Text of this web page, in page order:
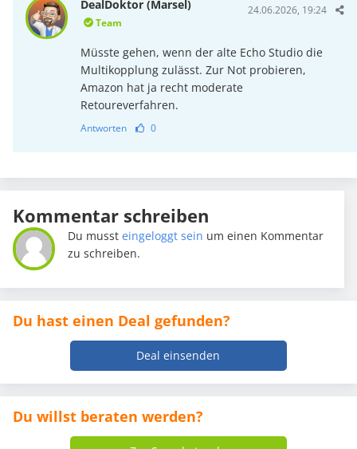
DealDoktor (Marsel)
Team
24.06.2026, 19:24
Müsste gehen, wenn der alte Echo Studio die
Multikopplung zulässt. Zur Not probieren,
Amazon hat ja recht moderate
Retoureverfahren.
Antworten 0
Kommentar schreiben
Du mussteingeloggt sein um einen Kommentar
zu schreiben.
Du hast einen Deal gefunden?
Deal einsenden
Du willst beraten werden?